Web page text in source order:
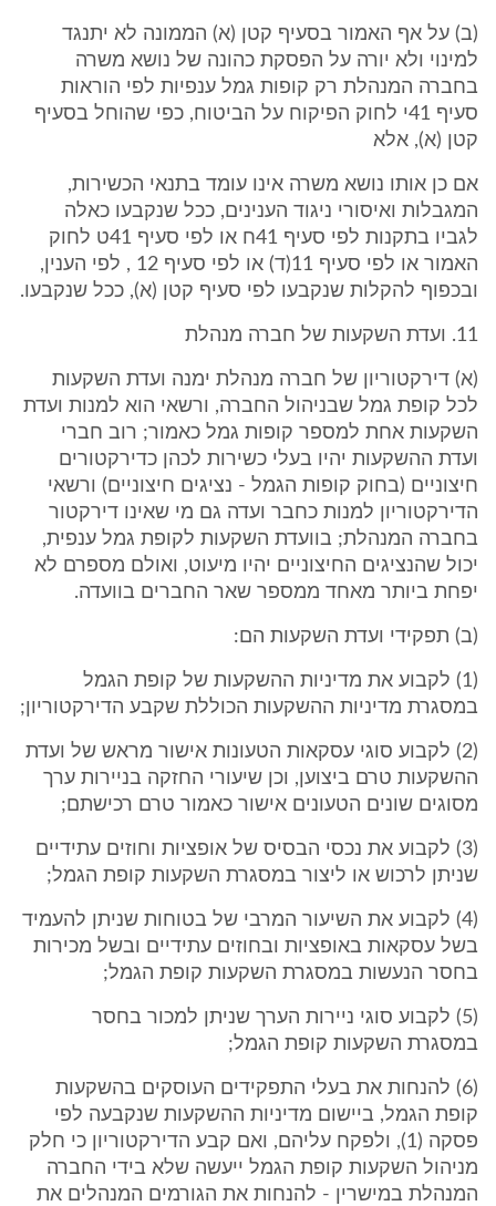
(ב) על אף האמור בסעיף קטן (א) הממונה לא יתנגד
למינוי ולא יורה על הפסקת כהונה של נושא משרה
בחברה המנהלת רק קופות גמל ענפיות לפי הוראות
סעיף 41י לחוק הפיקוח על הביטוח, כפי שהוחל בסעיף
קטן (א), אלא
אם כן אותו נושא משרה אינו עומד בתנאי הכשירות,
המגבלות ואיסורי ניגוד הענינים, ככל שנקבעו כאלה
לגביו בתקנות לפי סעיף 41ח או לפי סעיף 41ט לחוק
האמור או לפי סעיף 11(ד) או לפי סעיף 12 , לפי הענין,
ובכפוף להקלות שנקבעו לפי סעיף קטן (א), ככל שנקבעו.
11. ועדת השקעות של חברה מנהלת
(א) דירקטוריון של חברה מנהלת ימנה ועדת השקעות
לכל קופת גמל שבניהול החברה, ורשאי הוא למנות ועדת
השקעות אחת למספר קופות גמל כאמור; רוב חברי
ועדת ההשקעות יהיו בעלי כשירות לכהן כדירקטורים
חיצוניים (בחוק קופות הגמל - נציגים חיצוניים) ורשאי
הדירקטוריון למנות כחבר ועדה גם מי שאינו דירקטור
בחברה המנהלת; בוועדת השקעות לקופת גמל ענפית,
יכול שהנציגים החיצוניים יהיו מיעוט, ואולם מספרם לא
יפחת ביותר מאחד ממספר שאר החברים בוועדה.
(ב) תפקידי ועדת השקעות הם:
(1) לקבוע את מדיניות ההשקעות של קופת הגמל
במסגרת מדיניות ההשקעות הכוללת שקבע הדירקטוריון;
(2) לקבוע סוגי עסקאות הטעונות אישור מראש של ועדת
ההשקעות טרם ביצוען, וכן שיעורי החזקה בניירות ערך
מסוגים שונים הטעונים אישור כאמור טרם רכישתם;
(3) לקבוע את נכסי הבסיס של אופציות וחוזים עתידיים
שניתן לרכוש או ליצור במסגרת השקעות קופת הגמל;
(4) לקבוע את השיעור המרבי של בטוחות שניתן להעמיד
בשל עסקאות באופציות ובחוזים עתידיים ובשל מכירות
בחסר הנעשות במסגרת השקעות קופת הגמל;
(5) לקבוע סוגי ניירות הערך שניתן למכור בחסר
במסגרת השקעות קופת הגמל;
(6) להנחות את בעלי התפקידים העוסקים בהשקעות
קופת הגמל, ביישום מדיניות ההשקעות שנקבעה לפי
פסקה (1), ולפקח עליהם, ואם קבע הדירקטוריון כי חלק
מניהול השקעות קופת הגמל ייעשה שלא בידי החברה
המנהלת במישרין - להנחות את הגורמים המנהלים את